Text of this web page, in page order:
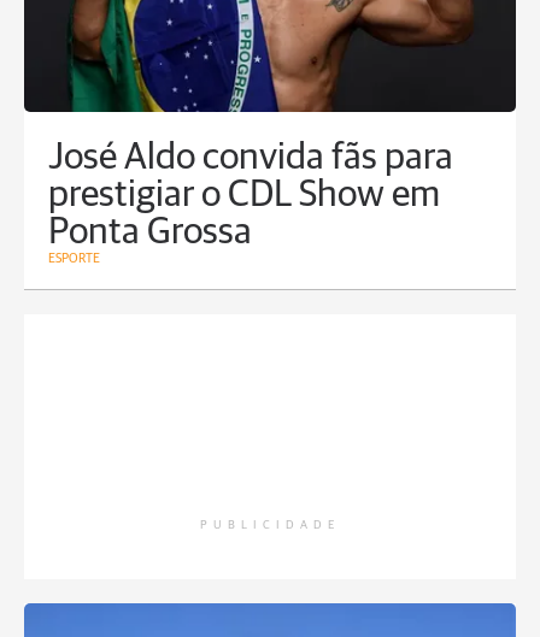
José Aldo convida fãs para
prestigiar o CDL Show em
Ponta Grossa
ESPORTE
PUBLICIDADE